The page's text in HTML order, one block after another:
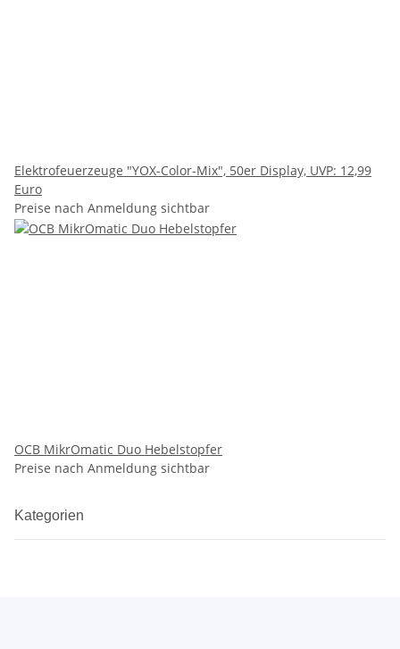
Elektrofeuerzeuge "YOX-Color-Mix", 50er Display, UVP: 12,99
Euro
Preise nach Anmeldung sichtbar
OCB MikrOmatic Duo Hebelstopfer
Preise nach Anmeldung sichtbar
Kategorien